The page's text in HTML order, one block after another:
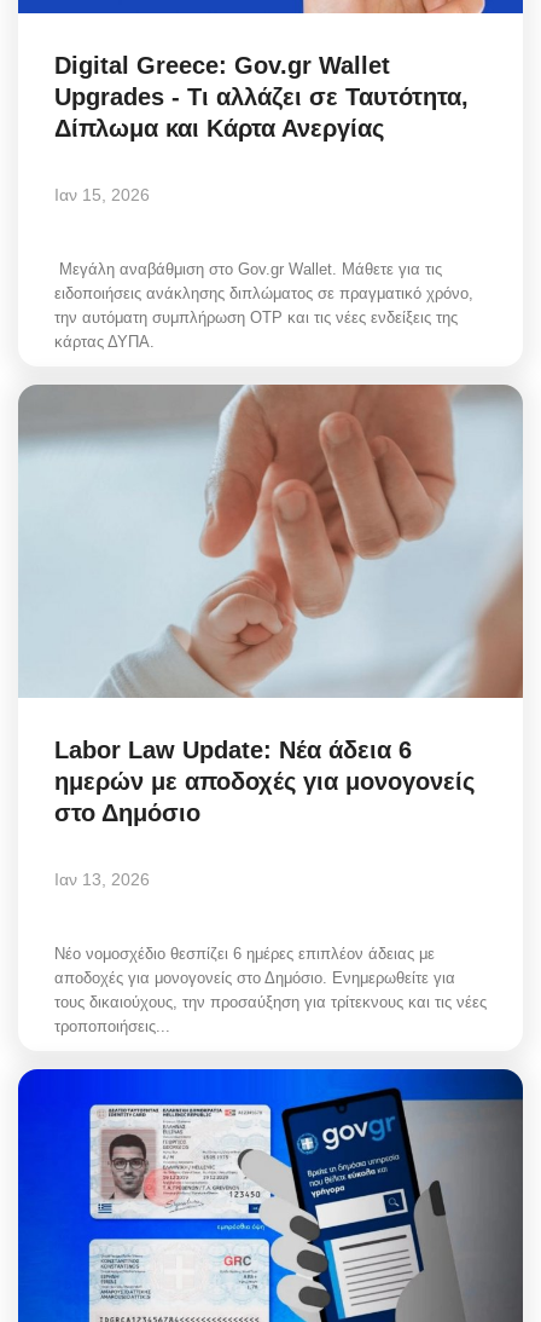
Digital Greece: Gov.gr Wallet
Upgrades - Τι αλλάζει σε Ταυτότητα,
Δίπλωμα και Κάρτα Ανεργίας
Ιαν 15, 2026
Μεγάλη αναβάθμιση στο Gov.gr Wallet. Μάθετε για τις
ειδοποιήσεις ανάκλησης διπλώματος σε πραγματικό χρόνο,
την αυτόματη συμπλήρωση OTP και τις νέες ενδείξεις της
κάρτας ΔΥΠΑ.
Labor Law Update: Νέα άδεια 6
ημερών με αποδοχές για μονογονείς
στο Δημόσιο
Ιαν 13, 2026
Νέο νομοσχέδιο θεσπίζει 6 ημέρες επιπλέον άδειας με
αποδοχές για μονογονείς στο Δημόσιο. Ενημερωθείτε για
τους δικαιούχους, την προσαύξηση για τρίτεκνους και τις νέες
τροποποιήσεις...